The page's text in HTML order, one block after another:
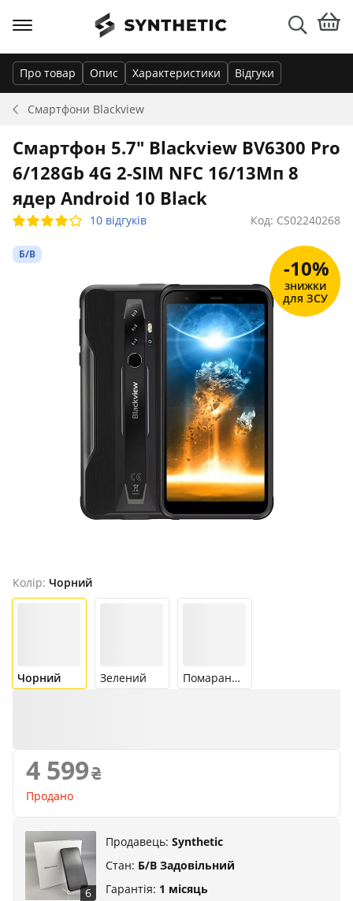
Смартфони Blackview
Про товар Опис Характеристики Відгуки
Смартфон 5.7" Blackview BV6300 Pro
6/128Gb 4G 2-SIM NFC 16/13Мп 8
ядер Android 10 Black
10 відгуків Код: CS02240268
Б/В
-10%
знижки
для ЗСУ
Колір: Чорний
Чорний Зелений Помаранчевий
4 599
Продано
6
Продавець: Synthetic
Стан: Б/В Задовільний
Гарантія: 1 місяць